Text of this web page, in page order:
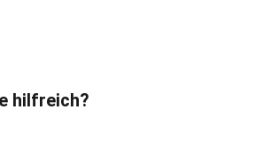
hilfreich?